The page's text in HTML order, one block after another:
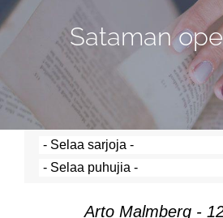
Sataman
Arto Malmberg -